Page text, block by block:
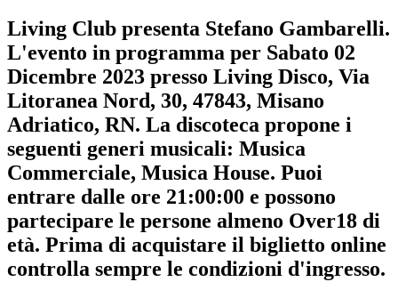
Living Club presenta Stefano Gambarelli.
L'evento in programma per Sabato 02
Dicembre 2023 presso Living Disco, Via
Litoranea Nord, 30, 47843, Misano
Adriatico, RN. La discoteca propone i
seguenti generi musicali: Musica
Commerciale, Musica House. Puoi
entrare dalle ore 21:00:00 e possono
partecipare le persone almeno Over18 di
età. Prima di acquistare il biglietto online
controlla sempre le condizioni d'ingresso.